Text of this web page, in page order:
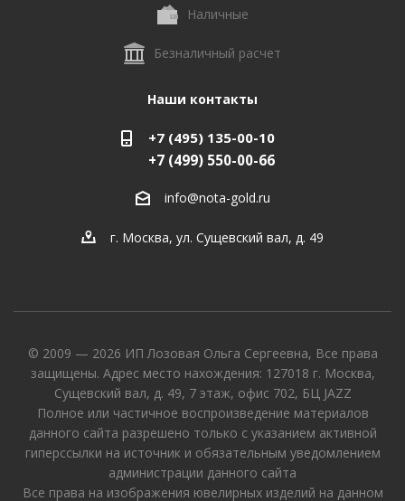
Наличные
Безналичный расчет
Наши контакты
+7 (495) 135-00-10
+7 (499) 550-00-66
info@nota-gold.ru
г. Москва, ул. Сущевский вал, д. 49
© 2009 — 2026 ИП Лозовая Ольга Сергеевна, Все права
защищены. Адрес место нахождения: 127018 г. Москва,
Сущевский вал, д. 49, 7 этаж, офис 702, БЦ JAZZ
Полное или частичное воспроизведение материалов
данного сайта разрешено только с указанием активной
гиперссылки на источник и обязательным уведомлением
администрации данного сайта
Все права на изображения ювелирных изделий на данном